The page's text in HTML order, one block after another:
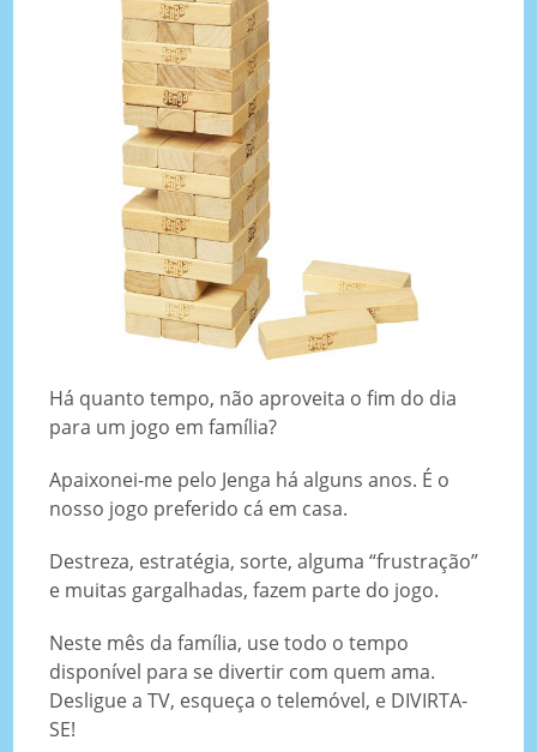
Há quanto tempo, não aproveita o fim do dia
para um jogo em família?
Apaixonei-me pelo Jenga há alguns anos. É o
nosso jogo preferido cá em casa.
Destreza, estratégia, sorte, alguma “frustração”
e muitas gargalhadas, fazem parte do jogo.
Neste mês da família, use todo o tempo
disponível para se divertir com quem ama.
Desligue a TV, esqueça o telemóvel, e DIVIRTA-
SE!